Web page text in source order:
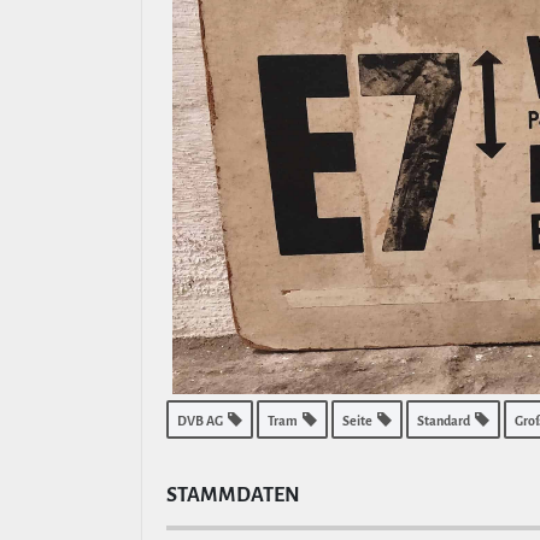
DVB AG Tram Seite Standard
STAMM­DATEN